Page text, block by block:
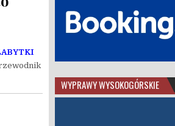
WYPRAWY WYSOKOGÓRSKIE